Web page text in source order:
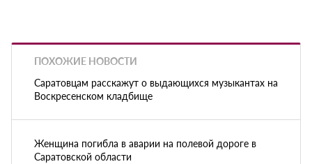
ПОХОЖИЕ НОВОСТИ
Саратовцам расскажут о выдающихся музыкантах на
Воскресенском кладбище
Женщина погибла в аварии на полевой дороге в
Саратовской области